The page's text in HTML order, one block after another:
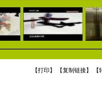
【打印 】 【复制链接】 【